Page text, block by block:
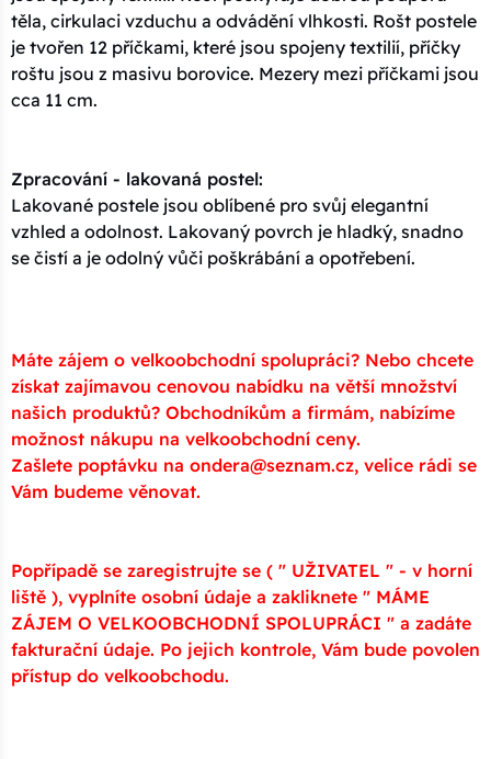
těla, cirkulaci vzduchu a odvádění vlhkosti. Rošt postele
je tvořen 12 příčkami, které jsou spojeny textilií, příčky
roštu jsou z masivu borovice. Mezery mezi příčkami jsou
cca 11 cm.
Zpracování - lakovaná postel:
Lakované postele jsou oblíbené pro svůj elegantní
vzhled a odolnost. Lakovaný povrch je hladký, snadno
se čistí a je odolný vůči poškrábání a opotřebení.
Máte zájem o velkoobchodní spolupráci? Nebo chcete
získat zajímavou cenovou nabídku na větší množství
našich produktů? Obchodníkům a firmám, nabízíme
možnost nákupu na velkoobchodní ceny.
Zašlete poptávku na ondera@seznam.cz, velice rádi se
Vám budeme věnovat.
Popřípadě se zaregistrujte se ( " UŽIVATEL " - v horní
liště ), vyplníte osobní údaje a zakliknete " MÁME
ZÁJEM O VELKOOBCHODNÍ SPOLUPRÁCI " a zadáte
fakturační údaje. Po jejich kontrole, Vám bude povolen
přístup do velkoobchodu.